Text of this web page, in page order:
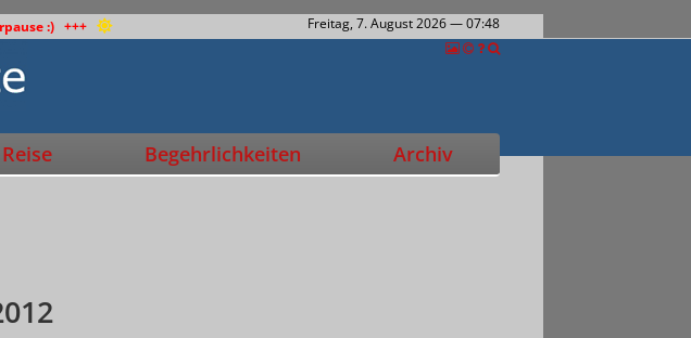
:) +++ Freitag, 7. August 2026— 07:48
Begehrlichkeiten Archiv